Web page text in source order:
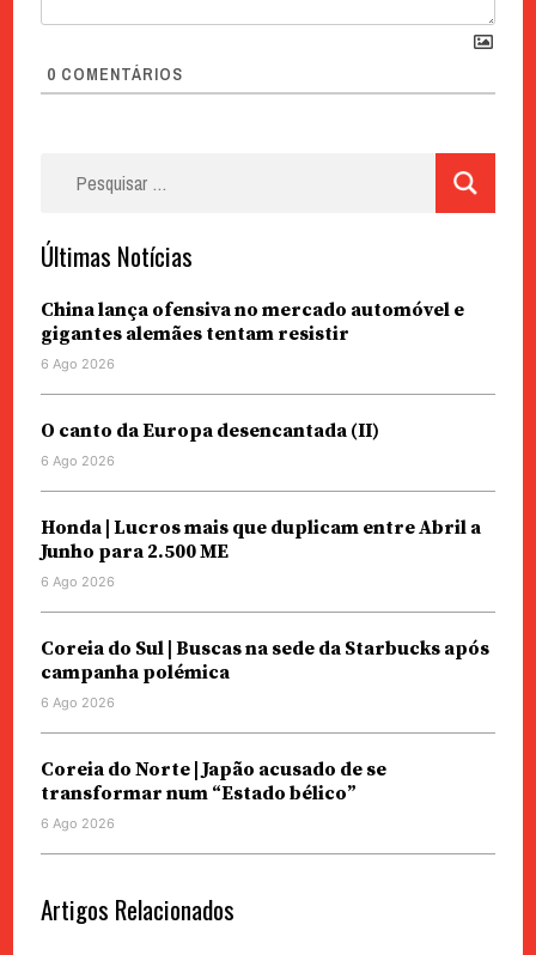
0 COMENTÁRIOS
Últimas Notícias
China lança ofensiva no mercado automóvel e
gigantes alemães tentam resistir
6 Ago 2026
O canto da Europa desencantada (II)
6 Ago 2026
Honda | Lucros mais que duplicam entre Abril a
Junho para 2.500 ME
6 Ago 2026
Coreia do Sul | Buscas na sede da Starbucks após
campanha polémica
6 Ago 2026
Coreia do Norte | Japão acusado de se
transformar num “Estado bélico”
6 Ago 2026
Artigos Relacionados